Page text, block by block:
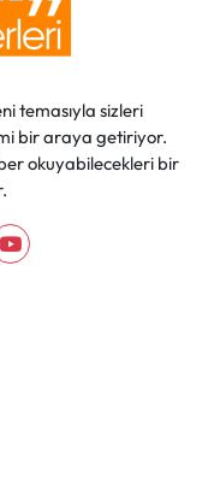
temasıyla sizleri
bir araya getiriyor.
okuyabilecekleri bir